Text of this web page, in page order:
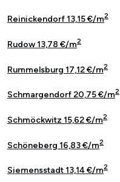
Reinickendorf 13,15 €/m2
Rudow 13,78 €/m2
Rummelsburg 17,12 €/m2
Schmargendorf 20,75 €/m2
Schmöckwitz 15,62 €/m2
Schöneberg 16,83 €/m2
Siemensstadt 13,14 €/m2